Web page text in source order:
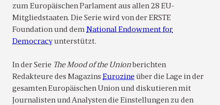
zum Europäischen Parlament aus allen 28 EU-
Mitgliedstaaten. Die Serie wird von der ERSTE
Foundation und demNational Endowment for
Democracyunterstützt.
In der Serie The Mood of the Unionberichten
Redakteure des Magazins Eurozine über die Lage in der
gesamten Europäischen Union und diskutieren mit
Journalisten und Analysten die Einstellungen zu den